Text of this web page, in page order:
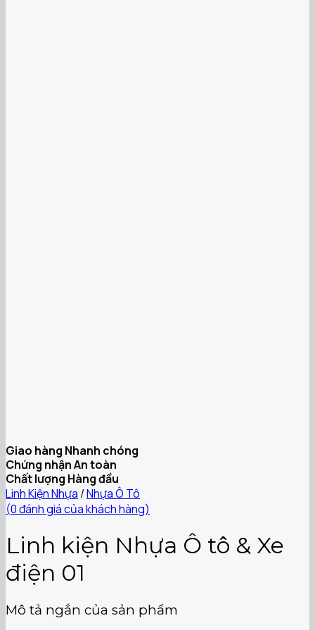
Giao hàng Nhanh chóng
Chứng nhận An toàn
Chất lượng Hàng đầu
Linh Kiện Nhựa /Nhựa Ô Tô
(0đánh giá của khách hàng)
Linh kiện Nhựa Ô tô & Xe
điện 01
Mô tả ngắn của sản phẩm